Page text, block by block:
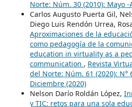
Norte: Núm. 30 (2010): Mayo -
Carlos Augusto Puerta Gil,
Diego Luis Rendón Urrea,
Aproximaciones de la
como pedagogía de la
education in virtuality as a
communication , Revista
del Norte: Núm. 61 (2020):
Diciembre (2020)
Nelson Darío Roldán López,
y TIC: retos para una sola